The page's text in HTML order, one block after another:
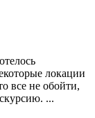
локации
все не обойти,
...